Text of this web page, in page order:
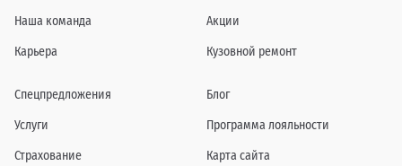
Наша команда
Карьера
Акции
Кузовной ремонт
Спецпредложения
Услуги
Страхование
Блог
Программа лояльности
Карта сайта